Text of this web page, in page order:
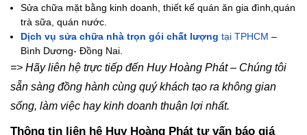
Sửa chữa mặt bằng kinh doanh, thiết kế quán ăn gia đình,quán
trà sữa, quán nước.
Dịch vụ sửa chữa nhà trọn gói chất lượng tại TPHCM –
Bình Dương- Đồng Nai.
=> Hãy liên hệ trực tiếp đến Huy Hoàng Phát – Chúng tôi
sẵn sàng đồng hành cùng quý khách tạo ra không gian
sống, làm việc hay kinh doanh thuận lợi nhất.
Thông tin liên hệ Huy Hoàng Phát tư vấn báo giá